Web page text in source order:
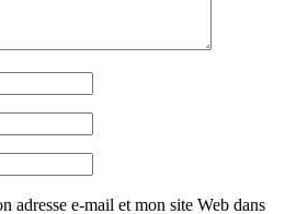
adresse e-mail et mon site Web dans